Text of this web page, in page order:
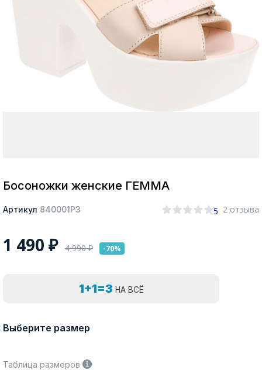
Москва
Изменить город
Босоножки женские ГЕММА
Артикул 840001РЗ 5 2 отзыва
1 490 ₽ 4 990₽ -70%
1+1=3 НА ВСЁ
Выберите размер
Таблица размеров